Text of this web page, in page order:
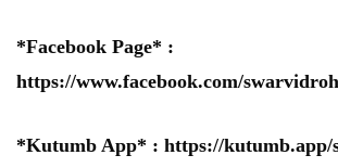
*Facebook Page* :
https://www.facebook.com/
*Kutumb App* : https://kutumb.app/